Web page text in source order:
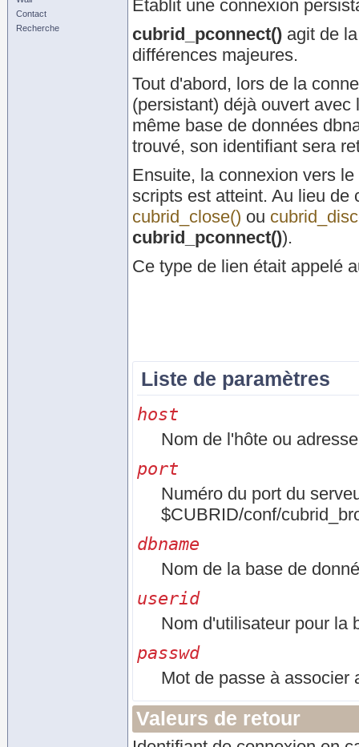
Contact
Recherche
Établit une connexion
cubrid_pconnect() agit de
différences majeures.
Tout d'abord, lors de la
(persistant) déjà ouvert
même base de données
trouvé, son identifiant sera
Ensuite, la connexion vers
scripts est atteint. Au lieu de
cubrid_close() ou
cubrid_pconnect()).
Ce type de lien était appelé
Liste de paramètres
host
Nom de l'hôte ou
port
Numéro du port du
$CUBRID/conf/
dbname
Nom de la base de
userid
Nom d'utilisateur pour la
passwd
Mot de passe à associer
Valeurs de retour